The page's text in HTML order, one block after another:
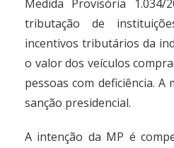
Medida Provisória 1.034/
tributação de
incentivos tributários da
o valor dos veículos
pessoas com deficiência. A
sanção presidencial.
A intenção da MP é